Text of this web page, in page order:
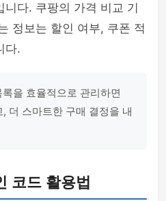
다. 쿠팡의 가격 비교 기
정보는 할인 여부, 쿠폰 적
다.
을 효율적으로 관리하면
더 스마트한 구매 결정을 내
코드 활용법